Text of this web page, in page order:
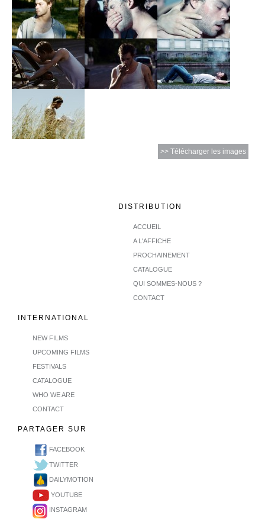
>> Télécharger les images
DISTRIBUTION
ACCUEIL
A L'AFFICHE
PROCHAINEMENT
CATALOGUE
QUI SOMMES-NOUS ?
CONTACT
INTERNATIONAL
NEW FILMS
UPCOMING FILMS
FESTIVALS
CATALOGUE
WHO WE ARE
CONTACT
PARTAGER SUR
FACEBOOK
TWITTER
DAILYMOTION
YOUTUBE
INSTAGRAM